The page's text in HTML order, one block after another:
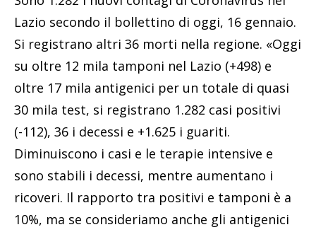
Lazio secondo il bollettino di oggi, 16 gennaio.
Si registrano altri 36 morti nella regione. «Oggi
su oltre 12 mila tamponi nel Lazio (+498) e
oltre 17 mila antigenici per un totale di quasi
30 mila test, si registrano 1.282 casi positivi
(-112), 36 i decessi e +1.625 i guariti.
Diminuiscono i casi e le terapie intensive e
sono stabili i decessi, mentre aumentano i
ricoveri. Il rapporto tra positivi e tamponi è a
10%, ma se consideriamo anche gli antigenici